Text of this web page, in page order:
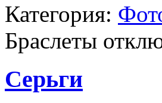
Категория:
Браслеты
Серьги